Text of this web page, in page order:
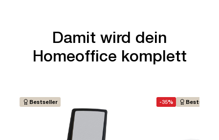
Damit wird dein
Homeoffice komplett
Bestseller -35% Bestseller